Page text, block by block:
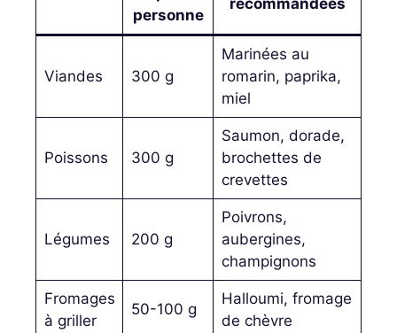
personne
recommandées
Viandes 300 g
Marinées au
romarin, paprika,
miel
Poissons 300 g
Saumon, dorade,
brochettes de
crevettes
Légumes 200 g
Poivrons,
aubergines,
champignons
Fromages
à griller
50-100 g
Halloumi, fromage
de chèvre